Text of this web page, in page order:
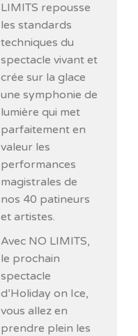
LIMITS repousse
les standards
techniques du
spectacle vivant et
crée sur la glace
une symphonie de
lumière qui met
parfaitement en
valeur les
performances
magistrales de
nos 40 patineurs
et artistes.
Avec NO LIMITS,
le prochain
spectacle
d’Holiday on Ice,
vous allez en
prendre plein les